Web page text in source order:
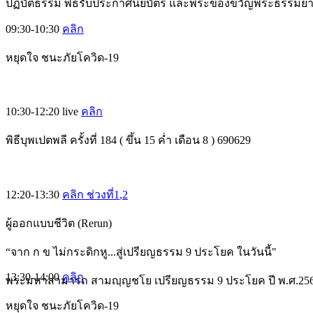
ปฏิบัติธรรม พิธีรับประกาศนียบัตร และพระของขวัญพระธรรมย
09:30-10:30 คลิก
หยุดใจ ชนะภัยโควิด-19
10:30-12:20 live คลิก
พิธีบุพเปตพลี ครั้งที่ 184 ( ขึ้น 15 ค่ำ เดือน 8 ) 690629
12:20-13:30 คลิก ช่วงที่1 ,2
ผู้ออกแบบชีวิต (Rerun)
“จาก ก ข ไม่กระดิกหู...สู่เปรียญธรรม 9 ประโยค ในวันนี้"
พระมหาสามารถ สามญฺญชโย เปรียญธรรม 9 ประโยค ปี พ.ศ
13:30-14:00คลิก
หยุดใจ ชนะภัยโควิด-19